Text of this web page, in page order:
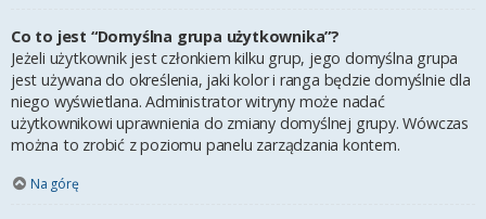
Co to jest “Domyślna grupa użytkownika”?
Jeżeli użytkownik jest członkiem kilku grup, jego domyślna grupa
jest używana do określenia, jaki kolor i ranga będzie domyślnie dla
niego wyświetlana. Administrator witryny może nadać
użytkownikowi uprawnienia do zmiany domyślnej grupy. Wówczas
można to zrobić z poziomu panelu zarządzania kontem.
Na górę